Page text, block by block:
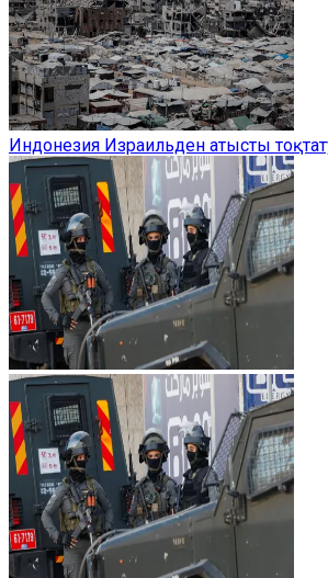
Индонезия Израильден атысты